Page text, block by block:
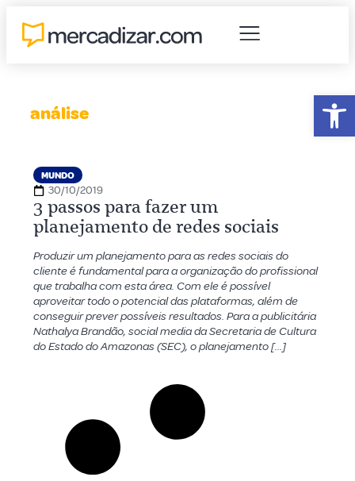
análise
MUNDO
30/10/2019
3 passos para fazer um
planejamento de redes sociais
Produzir um planejamento para as redes sociais do
cliente é fundamental para a organização do profissional
que trabalha com esta área. Com ele é possível
aproveitar todo o potencial das plataformas, além de
conseguir prever possíveis resultados. Para a publicitária
Nathalya Brandão, social media da Secretaria de Cultura
do Estado do Amazonas (SEC), o planejamento […]